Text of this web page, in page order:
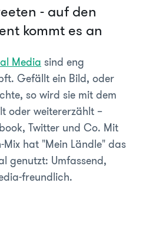
- auf den
kommt es an
Media sind eng
Gefällt ein Bild, oder
so wird sie mit dem
oder weitererzählt –
Twitter und Co. Mit
hat "Mein Ländle" das
genutzt: Umfassend,
freundlich.